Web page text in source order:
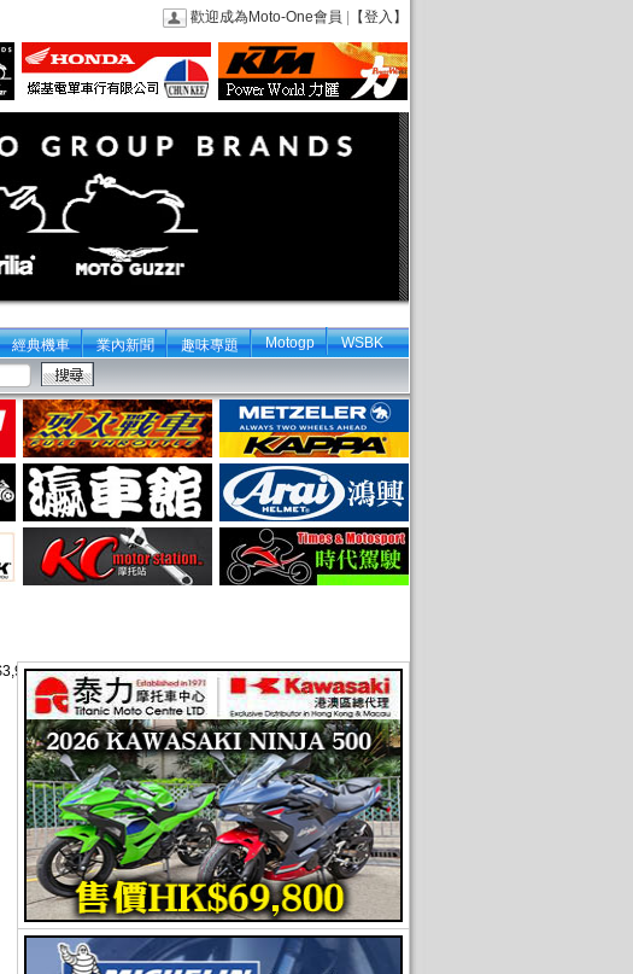
歡迎成為Moto-One會員 【登入】
經典機車 業內新聞 趣味專題 Motogp WSBK
特價HK$2,590 超級抵Arai Full Face